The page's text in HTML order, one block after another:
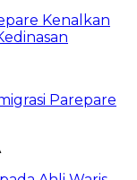
Kenalkan
Parepare